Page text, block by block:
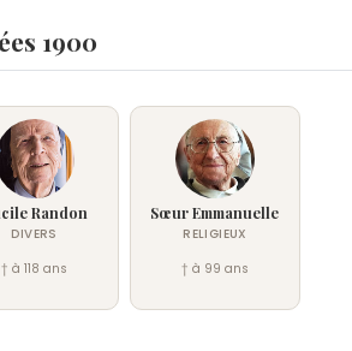
1900
Randon
DIVERS
† à 118 ans
Sœur Emmanuelle
RELIGIEUX
† à 99 ans